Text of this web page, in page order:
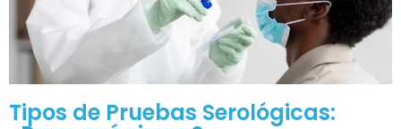
Tipos de Pruebas Serológicas: